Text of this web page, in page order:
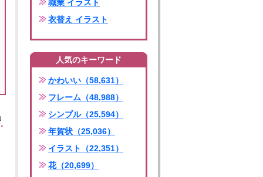
」
職業 イラスト
衣替え イラスト
人気のキーワード
かわいい（58,631）
フレーム（48,988）
シンプル（25,594）
年賀状（25,036）
イラスト（22,351）
花（20,699）